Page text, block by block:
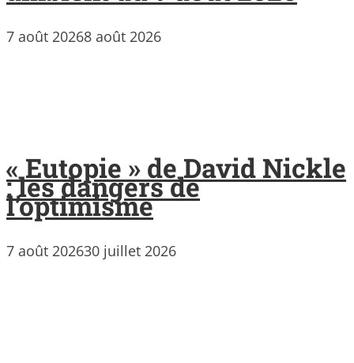
7 août 20268 août 2026
« Eutopie » de David Nickle
: les dangers de
l’optimisme
7 août 202630 juillet 2026